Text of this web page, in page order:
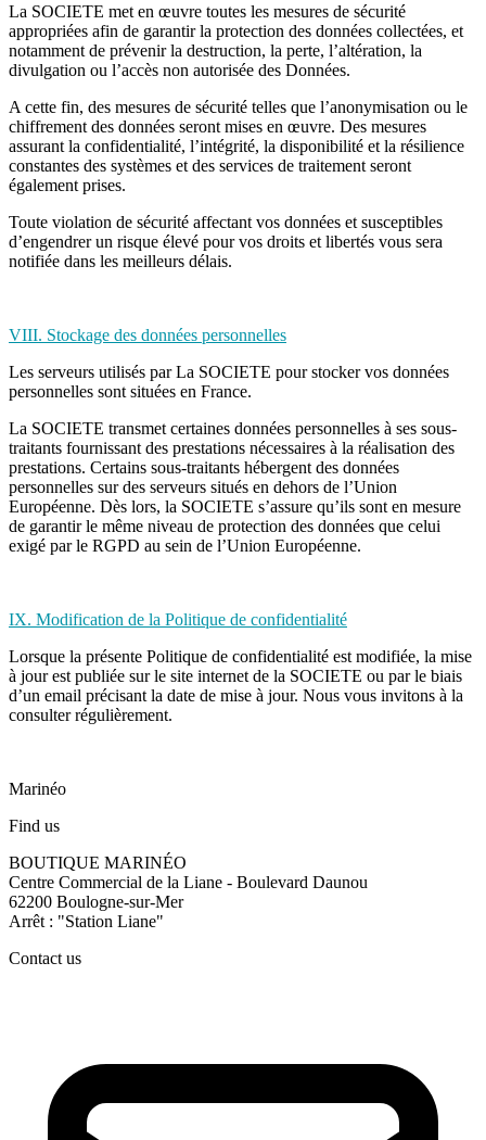
La SOCIETE met en œuvre toutes les mesures de sécurité
appropriées afin de garantir la protection des données collectées, et
notamment de prévenir la destruction, la perte, l’altération, la
divulgation ou l’accès non autorisée des Données.
A cette fin, des mesures de sécurité telles que l’anonymisation ou le
chiffrement des données seront mises en œuvre. Des mesures
assurant la confidentialité, l’intégrité, la disponibilité et la résilience
constantes des systèmes et des services de traitement seront
également prises.
Toute violation de sécurité affectant vos données et susceptibles
d’engendrer un risque élevé pour vos droits et libertés vous sera
notifiée dans les meilleurs délais.
VIII. Stockage des données personnelles
Les serveurs utilisés par La SOCIETE pour stocker vos données
personnelles sont situées en France.
La SOCIETE transmet certaines données personnelles à ses sous-
traitants fournissant des prestations nécessaires à la réalisation des
prestations. Certains sous-traitants hébergent des données
personnelles sur des serveurs situés en dehors de l’Union
Européenne. Dès lors, la SOCIETE s’assure qu’ils sont en mesure
de garantir le même niveau de protection des données que celui
exigé par le RGPD au sein de l’Union Européenne.
IX. Modification de la Politique de confidentialité
Lorsque la présente Politique de confidentialité est modifiée, la mise
à jour est publiée sur le site internet de la SOCIETE ou par le biais
d’un email précisant la date de mise à jour. Nous vous invitons à la
consulter régulièrement.
Marinéo
Find us
BOUTIQUE MARINÉO
Centre Commercial de la Liane - Boulevard Daunou
62200 Boulogne-sur-Mer
Arrêt : "Station Liane"
Contact us